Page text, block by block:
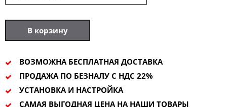
В корзину
ВОЗМОЖНА БЕСПЛАТНАЯ ДОСТАВКА
ПРОДАЖА ПО БЕЗНАЛУ С НДС 22%
УСТАНОВКА И НАСТРОЙКА
САМАЯ ВЫГОДНАЯ ЦЕНА НА НАШИ ТОВАРЫ